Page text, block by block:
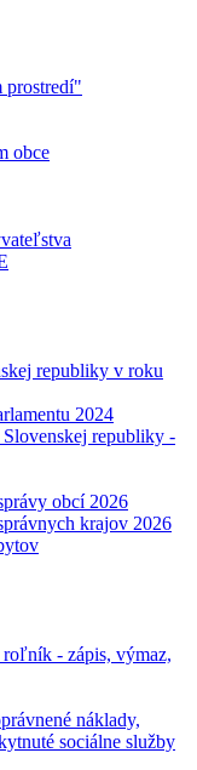
prostredí"
obce
republiky v roku
2024
republiky -
obcí 2026
krajov 2026
roľník - zápis, výmaz,
náklady,
sociálne služby